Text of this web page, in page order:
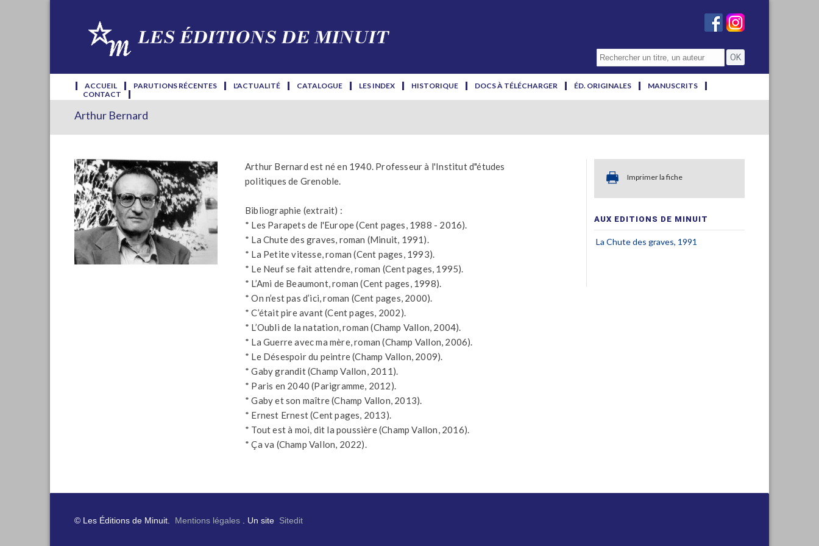
ACCUEIL PARUTIONS RÉCENTES L'ACTUALITÉ CATALOGUE LES INDEX HISTORIQUE DOCS À TÉLÉCHARGER ÉD. ORIGINALES
MANUSCRITS
CONTACT
Arthur Bernard
Arthur Bernard est né en 1940. Professeur à l'Institut d"études
politiques de Grenoble.
Bibliographie (extrait) :
* Les Parapets de l'Europe (Cent pages, 1988 - 2016).
* La Chute des graves, roman (Minuit, 1991).
* La Petite vitesse, roman (Cent pages, 1993).
* Le Neuf se fait attendre, roman (Cent pages, 1995).
* L’Ami de Beaumont, roman (Cent pages, 1998).
* On n’est pas d’ici, roman (Cent pages, 2000).
* C’était pire avant (Cent pages, 2002).
* L’Oubli de la natation, roman (Champ Vallon, 2004).
* La Guerre avec ma mère, roman (Champ Vallon, 2006).
* Le Désespoir du peintre (Champ Vallon, 2009).
* Gaby grandit (Champ Vallon, 2011).
* Paris en 2040 (Parigramme, 2012).
* Gaby et son maître (Champ Vallon, 2013).
* Ernest Ernest (Cent pages, 2013).
* Tout est à moi, dit la poussière (Champ Vallon, 2016).
* Ça va (Champ Vallon, 2022).
Imprimer la fiche
AUX EDITIONS DE MINUIT
La Chute des graves, 1991
© Les Éditions de Minuit. Mentions légales . Un site Sitedit